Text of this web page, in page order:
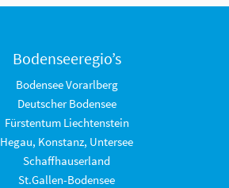
Bodenseeregio’s
Bodensee Vorarlberg
Deutscher Bodensee
Fürstentum Liechtenstein
Hegau, Konstanz, Untersee
Schaffhauserland
St.Gallen-Bodensee